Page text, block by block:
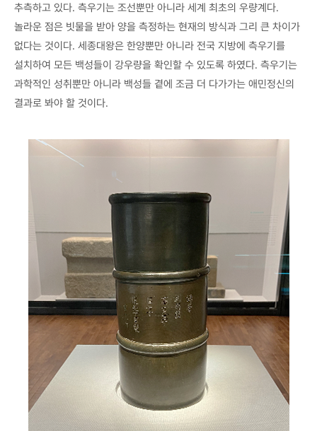
추측하고 있다. 측우기는 조선뿐만 아니라 세계 최초의 우량계다.
놀라운 점은 빗물을 받아 양을 측정하는 현재의 방식과 그리 큰 차이가
없다는 것이다. 세종대왕은 한양뿐만 아니라 전국 지방에 측우기를
설치하여 모든 백성들이 강우량을 확인할 수 있도록 하였다. 측우기는
과학적인 성취뿐만 아니라 백성들 곁에 조금 더 다가가는 애민정신의
결과로 봐야 할 것이다.